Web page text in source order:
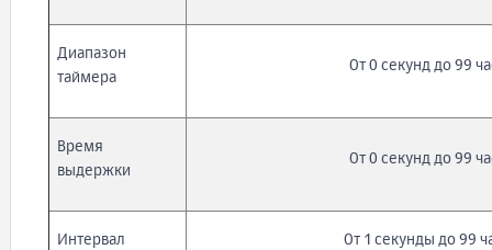
Диапазон
таймера
От 0 секунд до 99
Время
выдержки
От 0 секунд до 99
Интервал От 1 секунды до 99